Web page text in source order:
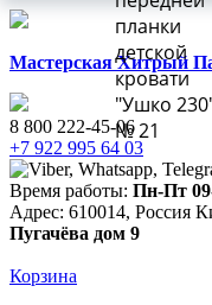
Мастерская Хитрый
8 800 222-45-06
+7 922 995 64 03
Время работы: Пн-Пт
Адрес: 610014, Россия
Пугачёва дом 9
Корзина
планки
детской
кровати
"Ушко
№ 21